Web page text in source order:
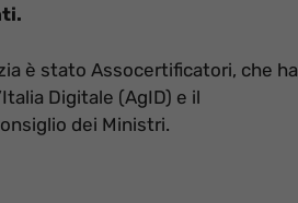
è stato Assocertificatori, che ha
Digitale (AgID) e il
dei Ministri.